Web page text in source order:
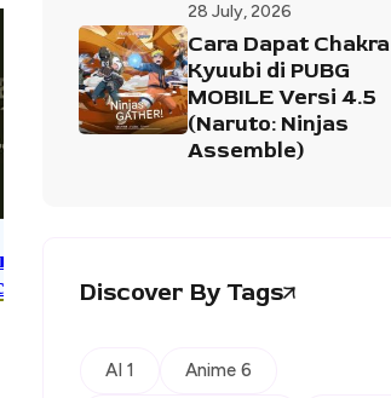
28 July, 2026
Cara Dapat Chakra
Kyuubi di PUBG
MOBILE Versi 4.5
(Naruto: Ninjas
Assemble)
Discover By Tags
AI 1 Anime 6